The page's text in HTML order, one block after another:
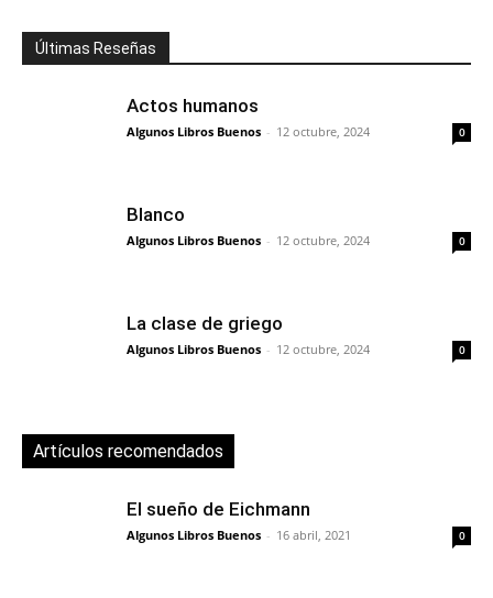
Últimas Reseñas
Actos humanos
Algunos Libros Buenos - 12 octubre, 2024 0
Blanco
Algunos Libros Buenos - 12 octubre, 2024 0
La clase de griego
Algunos Libros Buenos - 12 octubre, 2024 0
Artículos recomendados
El sueño de Eichmann
Algunos Libros Buenos - 16 abril, 2021 0